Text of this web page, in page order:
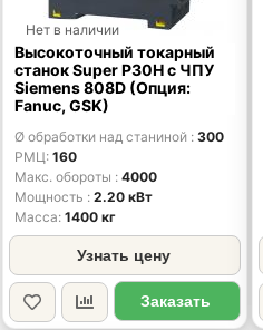
Нет в наличии
Высокоточный токарный
станок Super P30H с ЧПУ
Siemens 808D (Опция:
Fanuc, GSK)
Ø обработки над станиной
300
РМЦ 160
Макс. обороты
4000
Мощность
2.20 кВт
Масса 1400 кг
Узнать цену
Заказать